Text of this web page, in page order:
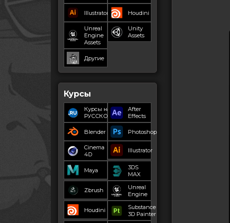
Illustrator Houdini
Unreal
Engine
Assets
Unity
Assets
Другие
Курсы
Курсы на
РУССКОМ
After
Effects
Blender Photoshop
Cinema
4D
Illustrator
Maya
3DS
MAX
Zbrush
Unreal
Engine
Houdini
Substance
3D Painter